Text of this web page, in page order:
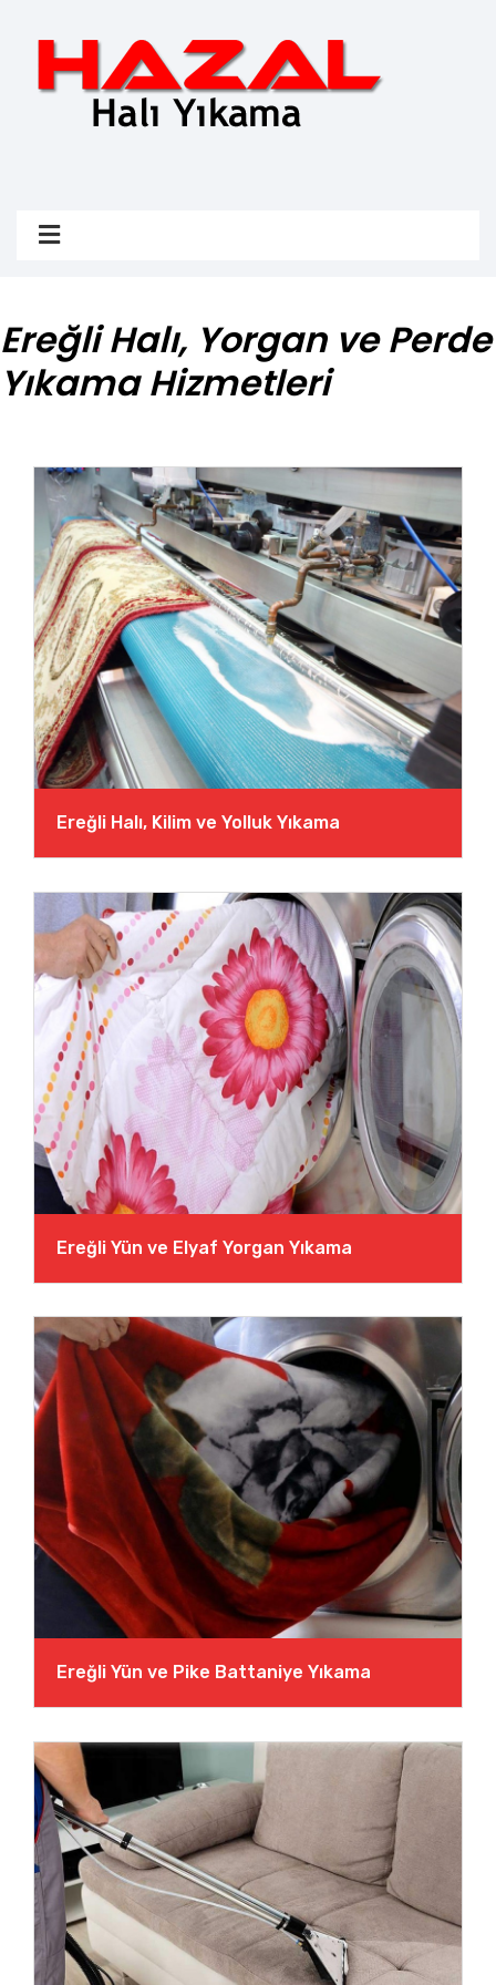
Ereğli Halı, Yorgan ve Perde
Yıkama Hizmetleri
Ereğli Halı, Kilim ve Yolluk Yıkama
Ereğli Yün ve Elyaf Yorgan Yıkama
Ereğli Yün ve Pike Battaniye Yıkama